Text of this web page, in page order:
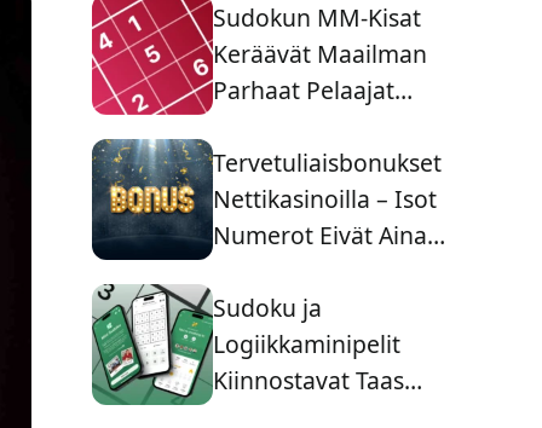
Pelaajille Koko
Tarinaa
Sudokun MM-Kisat
Keräävät Maailman
Parhaat Pelaajat
Tervetuliaisbonukset
Nettikasinoilla – Isot
Numerot Eivät Aina
Sudoku ja
Logiikkaminipelit
Kiinnostavat Taas